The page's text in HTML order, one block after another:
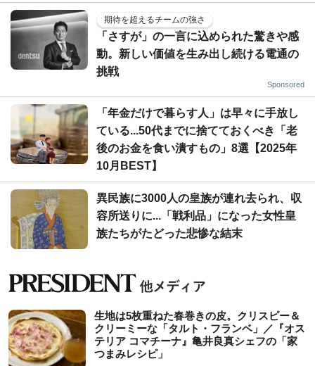
期待を超えるチームの強さ
「さすが」の一言に込められた驚きや感
動。新しい価値を生み出し続ける電通の
挑戦
Sponsored
「年金だけで暮らす人」は早々に手放し
ている...50代までに捨てておくべき「老
後のお金を食い潰すもの」8選【2025年
10月BEST】
異民族に3000人の皇族が連れ去られ、収
容所送りに...「戦利品」になった女性皇
族たちがたどった悲惨な結末
生地は5枚重ねた春巻きの皮。クリスピー＆
クリーミーな「タルト・フランベ」／『オス
テリア コマチーナ』亀井良真シェフの「家
つまみレシピ」